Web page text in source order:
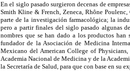
En el siglo pasado surgieron decenas de
Smith Kline & French, Zeneca, Rhône
parte de la investigación farmacológica; la
pero a partir finales del siglo pasado algunas
nombres que se han dado a los productos
fundador de la Asociación de Medicina
Mexicano del American College of
Academia Nacional de Medicina y de la
la Secretaría de Salud, para que con base en su